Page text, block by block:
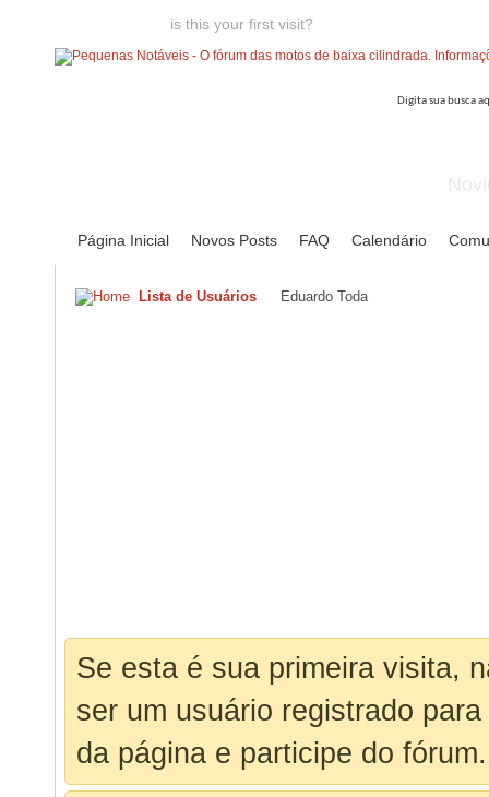
is this your first visit?
Página Inicial Novos Posts FAQ Calendário
Lista de Usuários Eduardo Toda
Se esta é sua primeira visita,
ser um usuário registrado
da página e participe do fórum.